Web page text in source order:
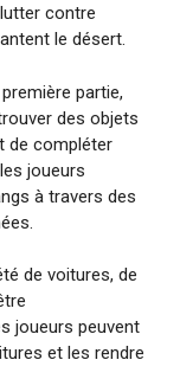
contre
le désert.
partie,
des objets
de compléter
joueurs
à travers des
de voitures, de
joueurs peuvent
et les rendre